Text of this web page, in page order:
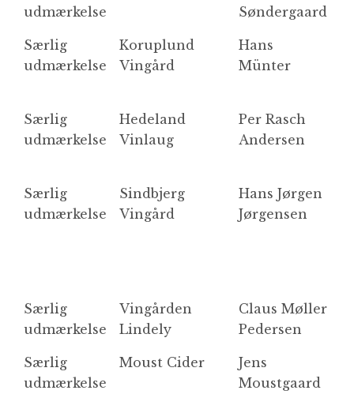
udmærkelse
Søndergaard
Særlig
udmærkelse
Koruplund
Vingård
Hans
Münter
Særlig
udmærkelse
Hedeland
Vinlaug
Per Rasch
Andersen
Særlig
udmærkelse
Sindbjerg
Vingård
Hans Jørgen
Jørgensen
Særlig
udmærkelse
Vingården
Lindely
Claus Møller
Pedersen
Særlig
udmærkelse
Moust Cider
Jens
Moustgaard